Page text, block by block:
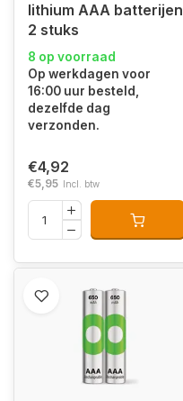
lithium AAA batterijen
2 stuks
8 op voorraad
Op werkdagen voor
16:00 uur besteld,
dezelfde dag
verzonden.
€4,92
€5,95 Incl. btw